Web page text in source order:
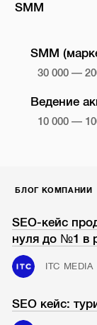
SMM
SMM
30 000 —
Ведение
10 000 —
БЛОГ КОМПАНИИ
SEO-кейс
нуля до №1 в
ITC MEDIA
SEO кейс: